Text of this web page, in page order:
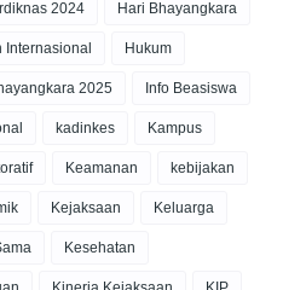
2024 Hari Bhayangkara
Internasional Hukum
2025 Info Beasiswa
kadinkes Kampus
Keamanan kebijakan
Kejaksaan Keluarga
Kesehatan